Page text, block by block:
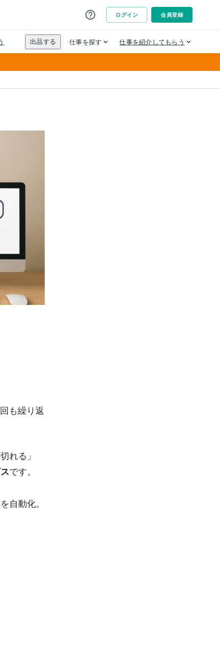
も繰り返
れる」
です。
自動化。